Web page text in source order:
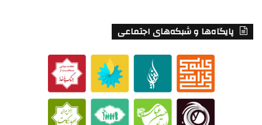
پایگاه‌ها و شبکه‌های اجتماعی